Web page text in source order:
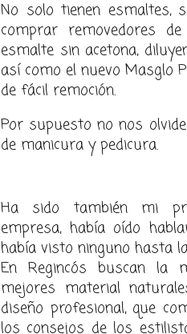
No solo tienen esmaltes,
comprar removedores
esmalte sin acetona,
así como el nuevo Masglo
de fácil remoción.
Por supuesto no nos ol
de manicura y pedicura.
Ha sido también mi
empresa, había oído
había visto ninguno hasta
En Regincós buscan la
mejores material
diseño profesional, que
los consejos de los